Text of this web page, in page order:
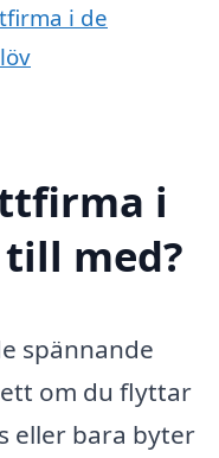
i de
i
med?
spännande
om du flyttar
eller bara byter